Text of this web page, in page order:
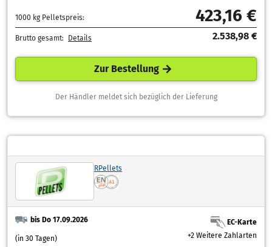
1000 kg Pelletspreis: 423,16 €
Brutto gesamt: Details 2.538,98 €
Zur Bestellung
Der Händler meldet sich bezüglich der Lieferung
RPellets
bis Do 17.09.2026
(in 30 Tagen)
EC-Karte
+2 Weitere Zahlarten